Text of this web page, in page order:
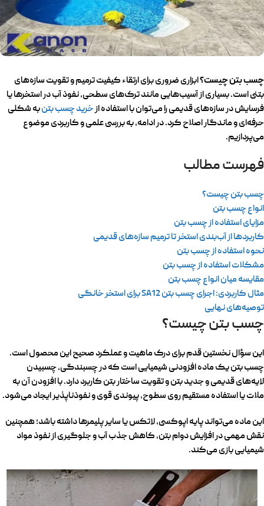
چسب بتن چیست؟ابزاری ضروری برای ارتقاء کیفیت ترمیم و تقویت سازه‌های
بتنی است. بسیاری از آسیب‌هایی مانند ترک‌های سطحی، نفوذ آب در استخرها یا
فرسایش در سازه‌های قدیمی را می‌توان با استفاده ازخرید چسب بتنبه شکلی
حرفه‌ای و ماندگار اصلاح کرد. در ادامه، به بررسی علمی و کاربردی موضوع
می‌پردازیم.
فهرست مطالب
چسب بتن چیست؟
انواع چسب بتن
مزایای استفاده از چسب بتن
کاربردها از آب‌بندی استخر تا ترمیم سازه‌های قدیمی
نحوه استفاده از چسب بتن
مشکلات استفاده از چسب بتن
مقایسه میان انواع چسب بتن
مثال کاربردی: اجرای چسب بتن SA12 برای استخر خانگی
توصیه‌های نهایی
چسب بتن چیست؟
این سؤال نخستین قدم برای درک ماهیت و عملکرد صحیح این محصول است.
چسب بتن یک ماده افزودنی شیمیایی است که در چسبندگی، چسبیدن
لایه‌های قدیمی و جدید بتن و تقویت ساختار بتن کاربرد دارد. با افزودن آن به
ملات یا استفاده مستقیم روی سطوح، پیوندی قوی و نفوذناپذیر ایجاد می‌شود.
این ماده می‌تواند پایه اپوکسی، لاتکس یا سایر پلیمرها داشته باشد؛ همچنین
نقش مهمی در افزایش دوام بتن، کاهش جذب آب و جلوگیری از نفوذ مواد
شیمیایی بازی می‌کند.